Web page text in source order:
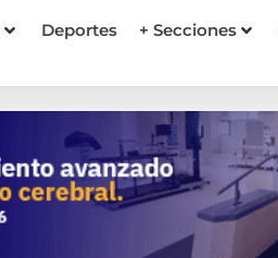
Deportes + Secciones